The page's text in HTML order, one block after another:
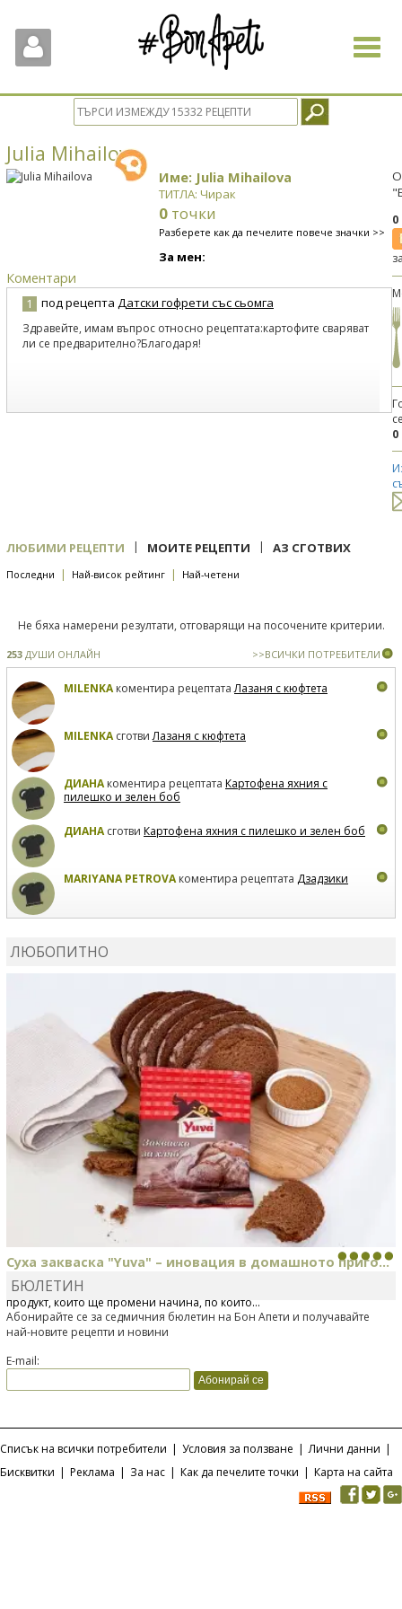
Toggle
Julia Mihailova
Име: Julia Mihailova
ТИТЛА: Чирак
0 точки
Разберете как да печелите повече значки >>
За мен:
Коментари
1 под рецепта Датски гофрети със сьомга
Здравейте, имам въпрос относно рецептата:картофите сваряват
ли се предварително?Благодаря!
0
ЛЮБИМИ РЕЦЕПТИ | МОИТЕ РЕЦЕПТИ | АЗ СГОТВИХ
Последни | Най-висок рейтинг | Най-четени
Не бяха намерени резултати, отговарящи на посочените критерии.
253 ДУШИ ОНЛАЙН >>ВСИЧКИ ПОТРЕБИТЕЛИ
MILENKAкоментира рецептатаЛазаня с кюфтета
MILENKAсготвиЛазаня с кюфтета
ДИАНАкоментира рецептата Картофена яхния с
пилешко и зелен боб
ДИАНАсготви Картофена яхния с пилешко и зелен боб
MARIYANA PETROVAкоментира рецептата Дзадзики
ЛЮБОПИТНО
Суха закваска "Yuva" – иновация в домашното приго...
Отскоро Лесафр България стартира предлагането на изцяло нов
продукт, който ще промени начина, по който...
БЮЛЕТИН
Абонирайте се за седмичния бюлетин на Бон Апети и получавайте
най-новите рецепти и новини
E-mail:
Списък на всички потребители | Условия за ползване | Лични данни |
Бисквитки | Реклама | За нас | Как да печелите точки | Карта на сайта